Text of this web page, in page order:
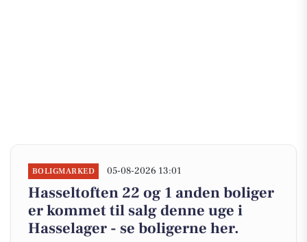
BOLIGMARKED 05-08-2026 13:01
Hasseltoften 22 og 1 anden boliger
er kommet til salg denne uge i
Hasselager - se boligerne her.